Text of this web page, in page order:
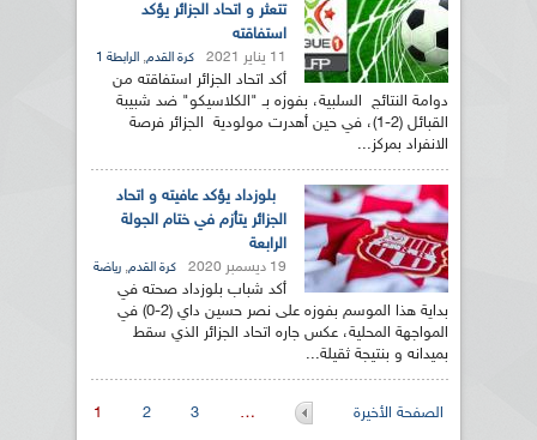
تتعثر و اتحاد الجزائر يؤكد
استفاقته
11 يناير 2021 كرة القدم, الرابطة 1
أكد اتحاد الجزائر استفاقته من
دوامة النتائج السلبية، بفوزه بـ "الكلاسيكو" ضد شبيبة
القبائل (2-1)، في حين أهدرت مولودية الجزائر فرصة
الانفراد بمركز...
بلوزداد يؤكد عافيته و اتحاد
الجزائر يتأزم في ختام الجولة
الرابعة
19 ديسمبر 2020 كرة القدم, رياضة
أكد شباب بلوزداد صحته في
بداية هذا الموسم بفوزه على نصر حسين داي (2-0) في
المواجهة المحلية، عكس جاره اتحاد الجزائر الذي سقط
بميدانه و بنتيجة ثقيلة...
الصفحات 1 2 3 … الصفحة الأخيرة